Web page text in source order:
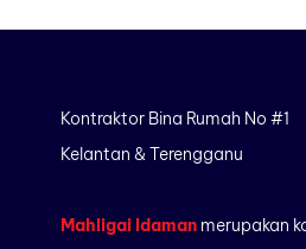
Kontraktor Bina Rumah No #1
Kelantan & Terengganu
Mahligai Idaman merupakan